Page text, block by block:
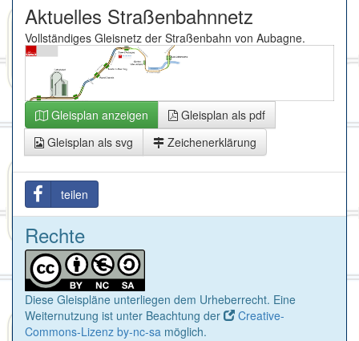
Aktuelles Straßenbahnnetz
Vollständiges Gleisnetz der Straßenbahn von Aubagne.
Gleisplan anzeigen
Gleisplan als pdf
Gleisplan als svg
Zeichenerklärung
teilen
Rechte
Diese Gleispläne unterliegen dem Urheberrecht. Eine
Weiternutzung ist unter Beachtung der
Creative-
Commons-Lizenz by-nc-sa möglich.